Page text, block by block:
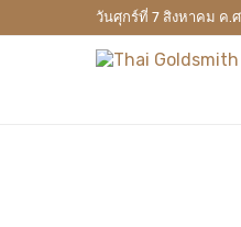
วันศุกร์ที่ 7 สิงหาคม ค.